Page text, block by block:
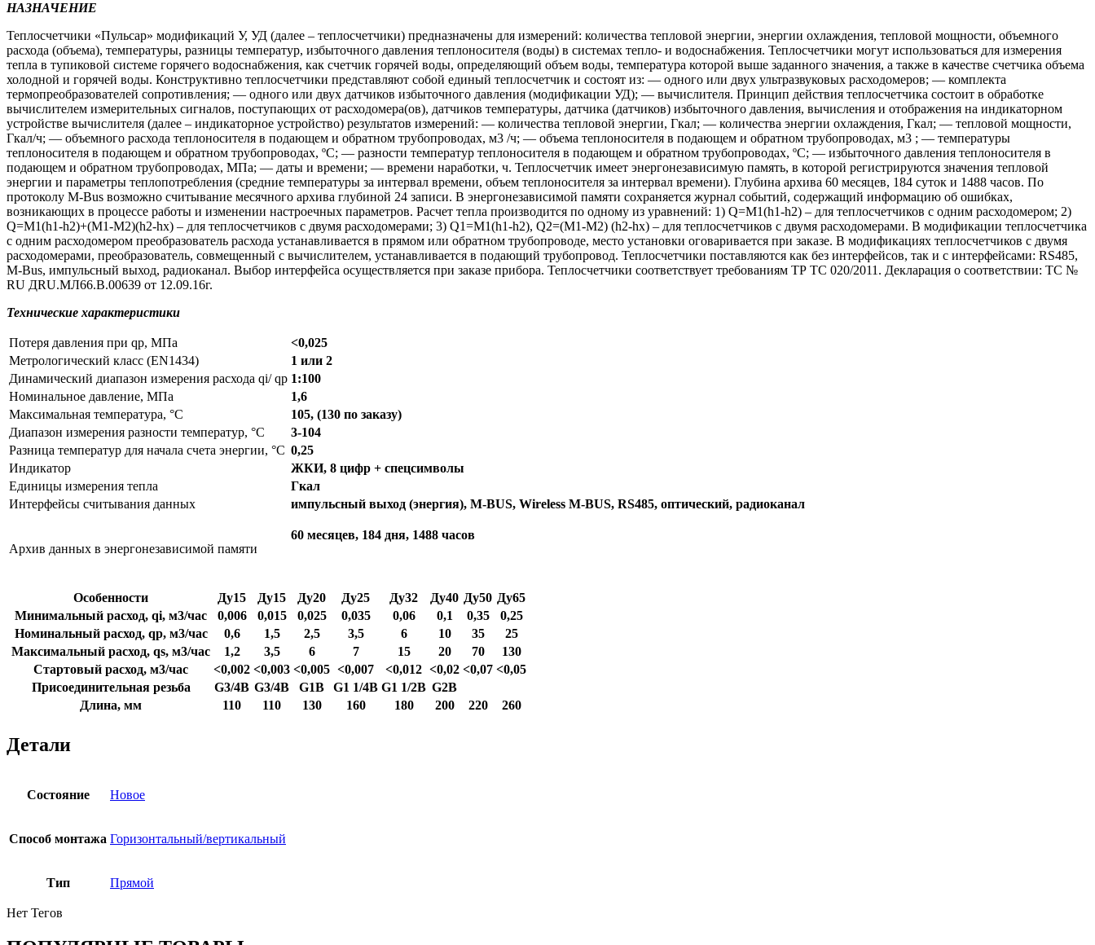
НАЗНАЧЕНИЕ
Теплосчетчики «Пульсар» модификаций У, УД (далее – теплосчетчики) предназначены для измерений: количества тепловой энергии, энергии охлаждения, тепловой мощности, объемного
расхода (объема), температуры, разницы температур, избыточного давления теплоносителя (воды) в системах тепло- и водоснабжения. Теплосчетчики могут использоваться для измерения
тепла в тупиковой системе горячего водоснабжения, как счетчик горячей воды, определяющий объем воды, температура которой выше заданного значения, а также в качестве счетчика объема
холодной и горячей воды. Конструктивно теплосчетчики представляют собой единый теплосчетчик и состоят из: — одного или двух ультразвуковых расходомеров; — комплекта
термопреобразователей сопротивления; — одного или двух датчиков избыточного давления (модификации УД); — вычислителя. Принцип действия теплосчетчика состоит в обработке
вычислителем измерительных сигналов, поступающих от расходомера(ов), датчиков температуры, датчика (датчиков) избыточного давления, вычисления и отображения на индикаторном
устройстве вычислителя (далее – индикаторное устройство) результатов измерений: — количества тепловой энергии, Гкал; — количества энергии охлаждения, Гкал; — тепловой мощности,
Гкал/ч; — объемного расхода теплоносителя в подающем и обратном трубопроводах, м3 /ч; — объема теплоносителя в подающем и обратном трубопроводах, м3 ; — температуры
теплоносителя в подающем и обратном трубопроводах, ºС; — разности температур теплоносителя в подающем и обратном трубопроводах, ºС; — избыточного давления теплоносителя в
подающем и обратном трубопроводах, МПа; — даты и времени; — времени наработки, ч. Теплосчетчик имеет энергонезависимую память, в которой регистрируются значения тепловой
энергии и параметры теплопотребления (средние температуры за интервал времени, объем теплоносителя за интервал времени). Глубина архива 60 месяцев, 184 суток и 1488 часов. По
протоколу M-Bus возможно считывание месячного архива глубиной 24 записи. В энергонезависимой памяти сохраняется журнал событий, содержащий информацию об ошибках,
возникающих в процессе работы и изменении настроечных параметров. Расчет тепла производится по одному из уравнений: 1) Q=M1(h1-h2) – для теплосчетчиков с одним расходомером; 2)
Q=M1(h1-h2)+(М1-М2)(h2-hх) – для теплосчетчиков с двумя расходомерами; 3) Q1=M1(h1-h2), Q2=(M1-M2) (h2-hx) – для теплосчетчиков с двумя расходомерами. В модификации теплосчетчика
с одним расходомером преобразователь расхода устанавливается в прямом или обратном трубопроводе, место установки оговаривается при заказе. В модификациях теплосчетчиков с двумя
расходомерами, преобразователь, совмещенный с вычислителем, устанавливается в подающий трубопровод. Теплосчетчики поставляются как без интерфейсов, так и с интерфейсами: RS485,
M-Bus, импульсный выход, радиоканал. Выбор интерфейса осуществляется при заказе прибора. Теплосчетчики соответствует требованиям ТР ТС 020/2011. Декларация о соответствии: ТС №
RU ДRU.МЛ66.В.00639 от 12.09.16г.
Технические характеристики
Потеря давления при qp, МПа
<0,025
Метрологический класс (EN1434)
1 или 2
Динамический диапазон измерения расхода qi/ qp 1:100
Номинальное давление, МПа
1,6
Максимальная температура, °C
105, (130 по заказу)
Диапазон измерения разности температур, °C
3-104
Разница температур для начала счета энергии, °C 0,25
Индикатор
ЖКИ, 8 цифр + спецсимволы
Единицы измерения тепла
Гкал
Интерфейсы считывания данных
импульсный выход (энергия), M-BUS, Wireless M-BUS, RS485, оптический, радиоканал
Архив данных в энергонезависимой памяти
60 месяцев, 184 дня, 1488 часов
Особенности Ду15 Ду15 Ду20 Ду25 Ду32 Ду40 Ду50 Ду65
Минимальный расход, qi, м3/час
0,006 0,015 0,025 0,035 0,06 0,1 0,35
0,25
Номинальный расход, qp, м3/час
0,6 1,5 2,5 3,5 6 10 35
25
Максимальный расход, qs, м3/час
1,2 3,5 6 7 15 20 70
130
Стартовый расход, м3/час
<0,002 <0,003 <0,005 <0,007 <0,012 <0,02 <0,07 <0,05
Присоединительная резьба
G3/4B G3/4B G1B G1 1/4B G1 1/2B G2B
Длина, мм
110 110 130 160 180 200 220 260
Детали
Состояние Новое
Способ монтажа Горизонтальный/вертикальный
Тип Прямой
Нет Тегов